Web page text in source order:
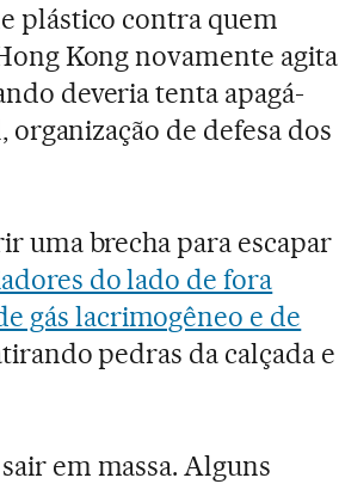
plástico contra quem
Kong novamente agita
deveria tenta apagá-
de defesa dos
uma brecha para escapar
do lado de fora
gás lacrimogêneo e de
pedras da calçada e
em massa. Alguns